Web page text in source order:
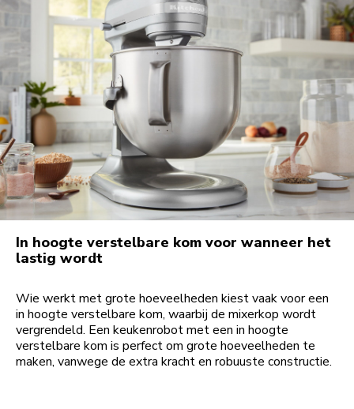
In hoogte verstelbare kom voor wanneer het
lastig wordt
Wie werkt met grote hoeveelheden kiest vaak voor een
in hoogte verstelbare kom, waarbij de mixerkop wordt
vergrendeld. Een keukenrobot met een in hoogte
verstelbare kom is perfect om grote hoeveelheden te
maken, vanwege de extra kracht en robuuste constructie.